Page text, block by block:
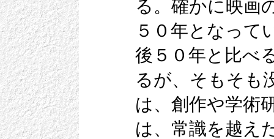
る。確かに映画
５０年となって
後５０年と比べ
るが、そもそも
は、創作や学術
は、常識を越え